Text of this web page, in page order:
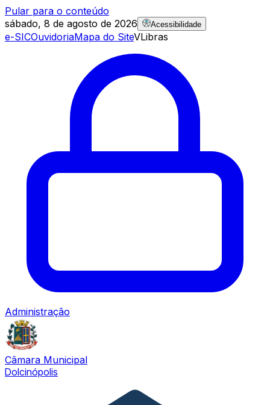
Pular para o conteúdo
sábado, 8 de agosto de 2026
Acessibilidade
e-SICOuvidoriaMapa do SiteVLibras
Administração
Câmara Municipal
Dolcinópolis